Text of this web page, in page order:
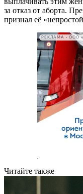
за отказ от аборта.
признал её
РЕКЛАМА • ООО
Читайте также